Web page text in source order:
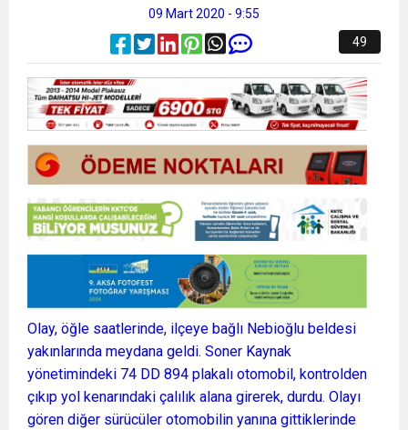
09 Mart 2020 - 9:55
49
Olay, öğle saatlerinde, ilçeye bağlı Nebioğlu beldesi
yakınlarında meydana geldi. Soner Kaynak
yönetimindeki 74 DD 894 plakalı otomobil, kontrolden
çıkıp yol kenarındaki çalılık alana girerek, durdu. Olayı
gören diğer sürücüler otomobilin yanına gittiklerinde